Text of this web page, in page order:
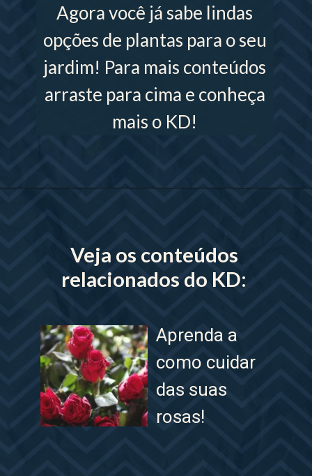
Agora você já sabe lindas
opções de plantas para o seu
jardim! Para mais conteúdos
arraste para cima e conheça
mais o KD!
Veja os conteúdos
relacionados do KD:
Aprenda a
como cuidar
das suas
rosas!